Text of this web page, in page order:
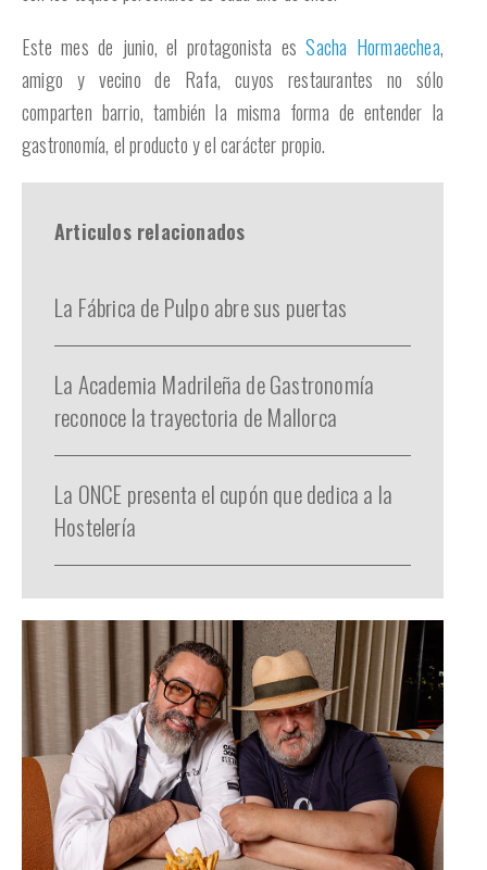
Este mes de junio, el protagonista esSacha Hormaechea,
amigo y vecino de Rafa, cuyos restaurantes no sólo
comparten barrio, también la misma forma de entender la
gastronomía, el producto y el carácter propio.
Articulos relacionados
La Fábrica de Pulpo abre sus puertas
La Academia Madrileña de Gastronomía
reconoce la trayectoria de Mallorca
La ONCE presenta el cupón que dedica a la
Hostelería